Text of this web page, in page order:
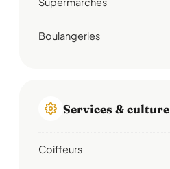
Boulangeries
Services & culture
Coiffeurs